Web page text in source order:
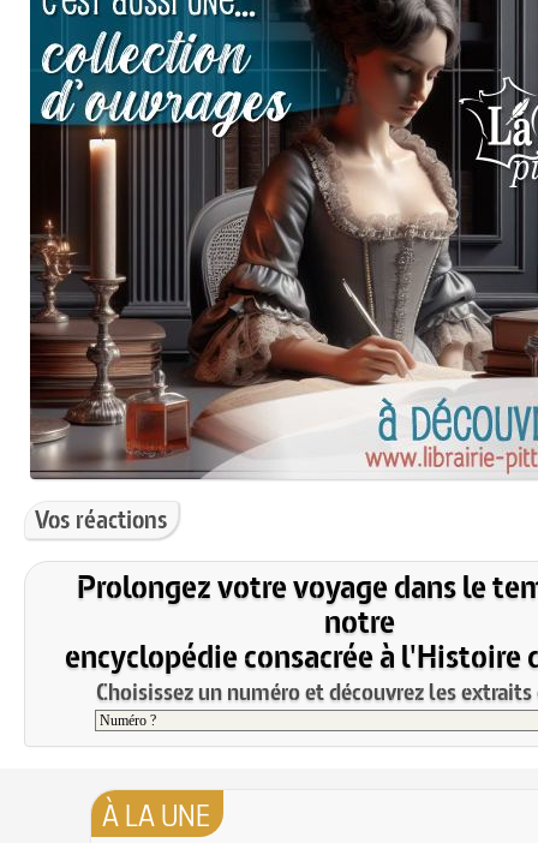
Vos réactions
Prolongez votre voyage dans le
notre
encyclopédie consacrée à l'Histoire
Choisissez un numéro et découvrez les
À LA UNE